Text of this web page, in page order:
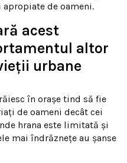
de oameni.
acest
altor
urbane
în orașe tind să fie
de oameni decât cei
hrana este limitată și
mai îndrăznețe au șanse